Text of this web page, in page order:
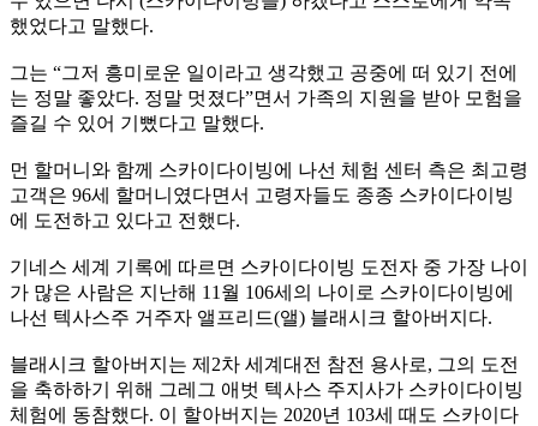
했었다고 말했다.
그는 “그저 흥미로운 일이라고 생각했고 공중에 떠 있기 전에
는 정말 좋았다. 정말 멋졌다”면서 가족의 지원을 받아 모험을
즐길 수 있어 기뻤다고 말했다.
먼 할머니와 함께 스카이다이빙에 나선 체험 센터 측은 최고령
고객은 96세 할머니였다면서 고령자들도 종종 스카이다이빙
에 도전하고 있다고 전했다.
기네스 세계 기록에 따르면 스카이다이빙 도전자 중 가장 나이
가 많은 사람은 지난해 11월 106세의 나이로 스카이다이빙에
나선 텍사스주 거주자 앨프리드(앨) 블래시크 할아버지다.
블래시크 할아버지는 제2차 세계대전 참전 용사로, 그의 도전
을 축하하기 위해 그레그 애벗 텍사스 주지사가 스카이다이빙
체험에 동참했다. 이 할아버지는 2020년 103세 때도 스카이다